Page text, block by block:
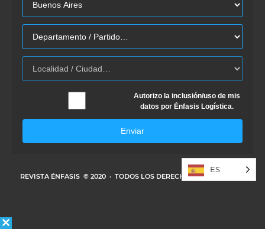
Autorizo la inclusión/uso de mis
datos por Énfasis Logística.
Enviar
REVISTA ÉNFASIS © 2020 · TODOS LOS DERECHOS RESERVADOS
ES